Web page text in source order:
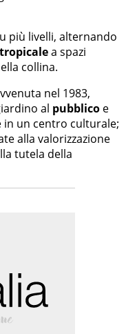
più livelli, alternando
tropicalea spazi
collina.
nel 1983,
al pubblico e
un centro culturale;
alla valorizzazione
tutela della